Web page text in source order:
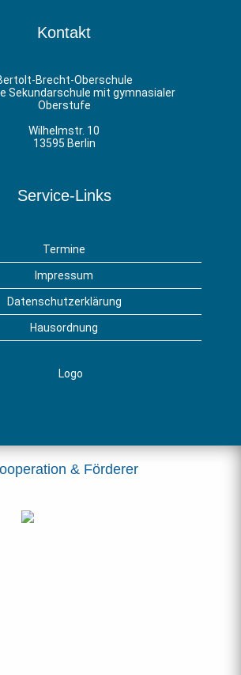
Kontakt
Brecht-Oberschule
Sekundarschule mit gymnasialer
Oberstufe
Wilhelmstr. 10
13595 Berlin
Service-Links
Termine
Impressum
Datenschutzerklärung
Hausordnung
& Förderer